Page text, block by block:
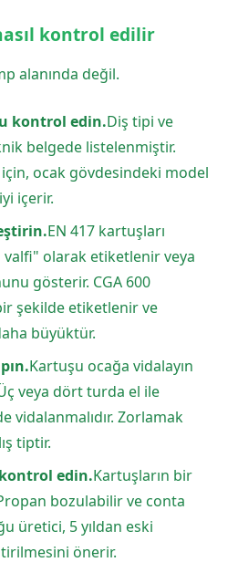
kontrol edilir
alanında değil.
kontrol edin.Diş tipi ve
belgede listelenmiştir.
için, ocak gövdesindeki model
içerir.
EN 417 kartuşları
olarak etiketlenir veya
gösterir. CGA 600
şekilde etiketlenir ve
büyüktür.
Kartuşu ocağa vidalayın
veya dört turda el ile
vidalanmalıdır. Zorlamak
tiptir.
edin.Kartuşların bir
bozulabilir ve conta
üretici, 5 yıldan eski
önerir.